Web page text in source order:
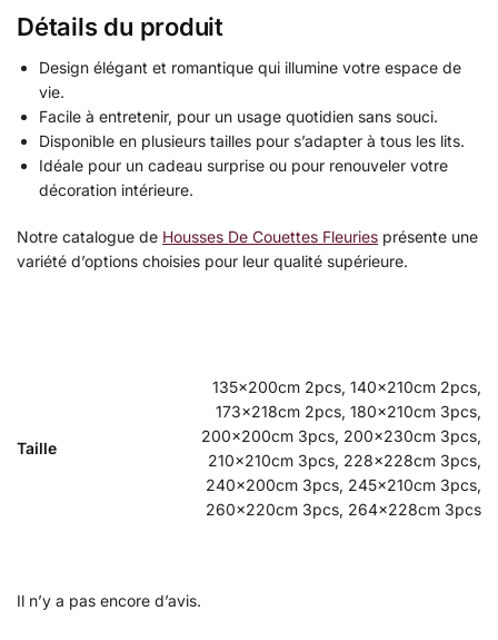
Détails du produit
Design élégant et romantique qui illumine votre espace de
vie.
Facile à entretenir, pour un usage quotidien sans souci.
Disponible en plusieurs tailles pour s’adapter à tous les lits.
Idéale pour un cadeau surprise ou pour renouveler votre
décoration intérieure.
Notre catalogue de Housses De Couettes Fleuries présente une
variété d’options choisies pour leur qualité supérieure.
Taille
135x200cm 2pcs, 140x210cm 2pcs,
173x218cm 2pcs, 180x210cm 3pcs,
200x200cm 3pcs, 200x230cm 3pcs,
210x210cm 3pcs, 228x228cm 3pcs,
240x200cm 3pcs, 245x210cm 3pcs,
260x220cm 3pcs, 264x228cm 3pcs
Il n’y a pas encore d’avis.